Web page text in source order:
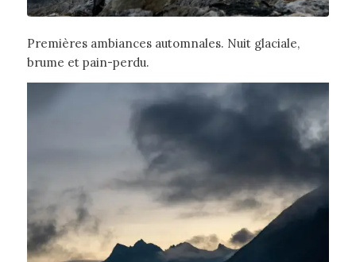
Premières ambiances automnales. Nuit glaciale,
brume et pain-perdu.